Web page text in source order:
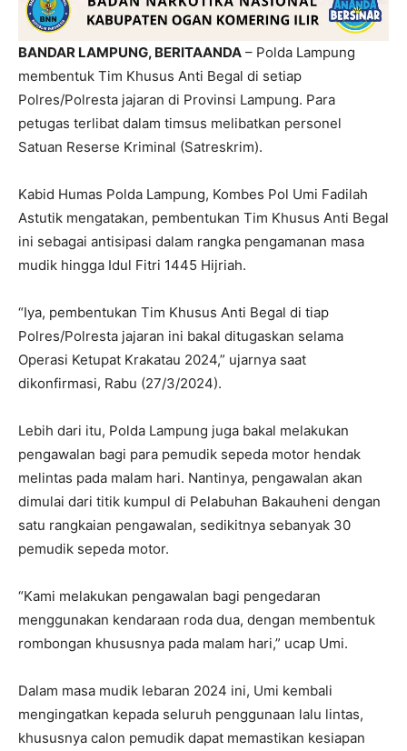
BANDAR LAMPUNG, BERITAANDA – Polda Lampung
membentuk Tim Khusus Anti Begal di setiap
Polres/Polresta jajaran di Provinsi Lampung. Para
petugas terlibat dalam timsus melibatkan personel
Satuan Reserse Kriminal (Satreskrim).
Kabid Humas Polda Lampung, Kombes Pol Umi Fadilah
Astutik mengatakan, pembentukan Tim Khusus Anti Begal
ini sebagai antisipasi dalam rangka pengamanan masa
mudik hingga Idul Fitri 1445 Hijriah.
“Iya, pembentukan Tim Khusus Anti Begal di tiap
Polres/Polresta jajaran ini bakal ditugaskan selama
Operasi Ketupat Krakatau 2024,” ujarnya saat
dikonfirmasi, Rabu (27/3/2024).
Lebih dari itu, Polda Lampung juga bakal melakukan
pengawalan bagi para pemudik sepeda motor hendak
melintas pada malam hari. Nantinya, pengawalan akan
dimulai dari titik kumpul di Pelabuhan Bakauheni dengan
satu rangkaian pengawalan, sedikitnya sebanyak 30
pemudik sepeda motor.
“Kami melakukan pengawalan bagi pengedaran
menggunakan kendaraan roda dua, dengan membentuk
rombongan khususnya pada malam hari,” ucap Umi.
Dalam masa mudik lebaran 2024 ini, Umi kembali
mengingatkan kepada seluruh penggunaan lalu lintas,
khususnya calon pemudik dapat memastikan kesiapan